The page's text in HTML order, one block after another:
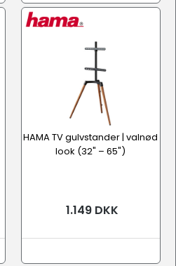
HAMA TV gulvstander | valnød
look (32" – 65")
1.149 DKK